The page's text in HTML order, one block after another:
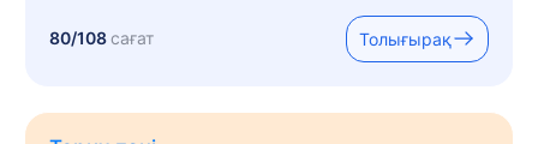
80/108сағат Толығырақ